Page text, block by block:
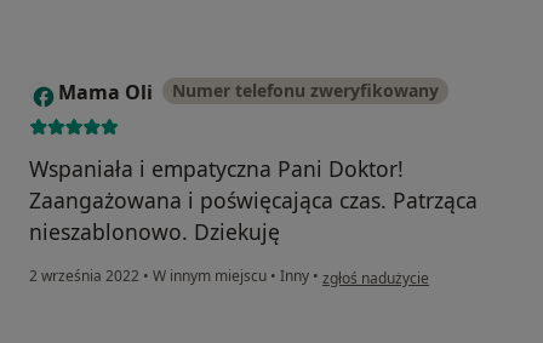
M Mama Oli Numer telefonu zweryfikowany
Wspaniała i empatyczna Pani Doktor!
Zaangażowana i poświęcająca czas. Patrząca
nieszablonowo. Dziekuję
2 września 2022 • W innym miejscu • Inny • w opinii użytkownika Mama Oli
zgłoś nadużycie